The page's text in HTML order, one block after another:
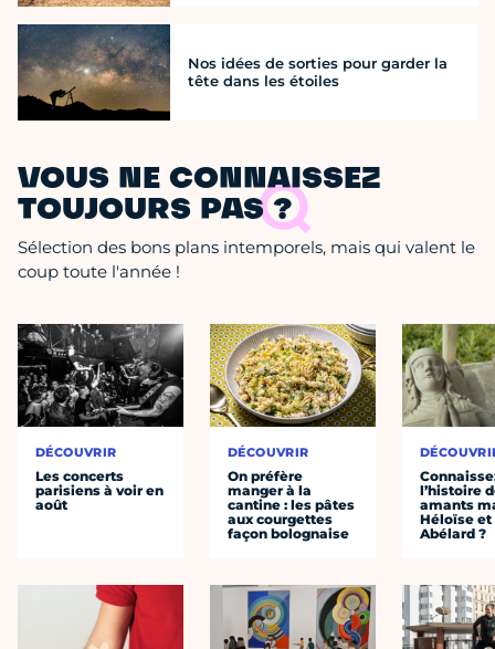
Nos idées de sorties pour garder la
tête dans les étoiles
VOUS NE CONNAISSEZ
TOUJOURS PAS ?
Sélection des bons plans intemporels, mais qui valent le
coup toute l'année !
DÉCOUVRIR
Les concerts
parisiens à voir en
août
DÉCOUVRIR
On préfère
manger à la
cantine : les pâtes
aux courgettes
façon bolognaise
l’histoire
amants
Héloïse et
Abélard ?